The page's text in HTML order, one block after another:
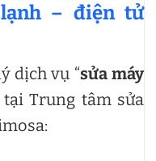
– điện tử
dịch vụ “sửa máy
tại Trung tâm sửa